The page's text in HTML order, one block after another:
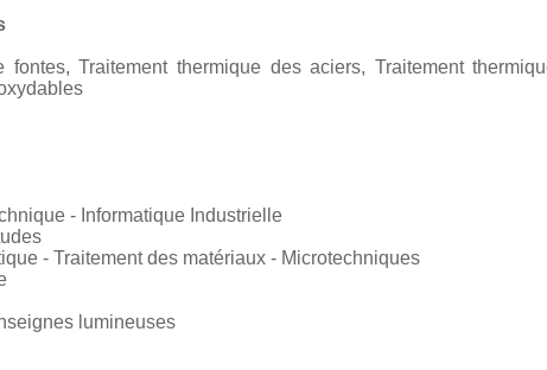
Traitement thermique des aciers, Traitement
- Informatique Industrielle
- Traitement des matériaux - Microtechniques
lumineuses